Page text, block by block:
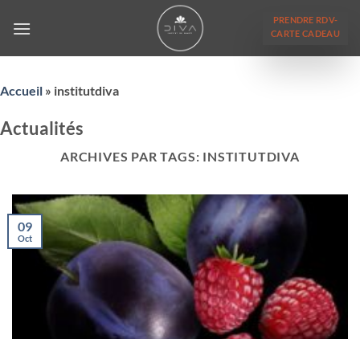
PRENDRE RDV-
CARTE CADEAU
Accueil » institutdiva
Actualités
ARCHIVES PAR TAGS: INSTITUTDIVA
09
Oct